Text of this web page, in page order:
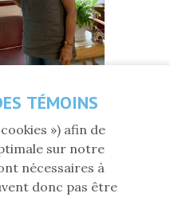
2020
TÉMOINS
») afin de
sur notre
nécessaires à
donc pas être